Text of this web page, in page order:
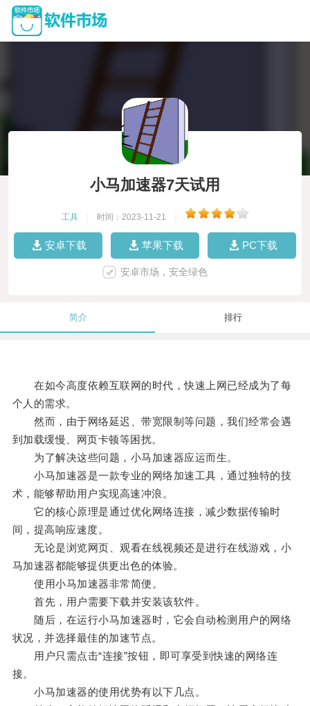
小马加速器7天试用
工具 时间：2023-11-21
安卓下载 苹果下载 PC下载
安卓市场，安全绿色
简介 排行
在如今高度依赖互联网的时代，快速上网已经成为了每
个人的需求。
然而，由于网络延迟、带宽限制等问题，我们经常会遇
到加载缓慢、网页卡顿等困扰。
为了解决这些问题，小马加速器应运而生。
小马加速器是一款专业的网络加速工具，通过独特的技
术，能够帮助用户实现高速冲浪。
它的核心原理是通过优化网络连接，减少数据传输时
间，提高响应速度。
无论是浏览网页、观看在线视频还是进行在线游戏，小
马加速器都能够提供更出色的体验。
使用小马加速器非常简便。
首先，用户需要下载并安装该软件。
随后，在运行小马加速器时，它会自动检测用户的网络
状况，并选择最佳的加速节点。
用户只需点击“连接”按钮，即可享受到快速的网络连
接。
小马加速器的使用优势有以下几点。